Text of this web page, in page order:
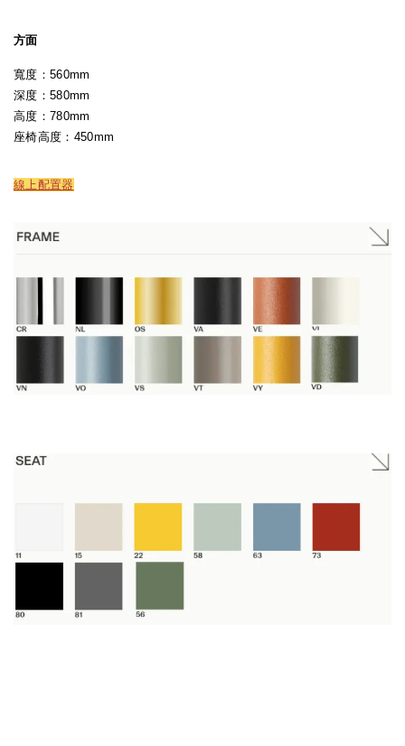
方面
寬度：560mm
深度：580mm
高度：780mm
座椅高度：450mm
線上配置器